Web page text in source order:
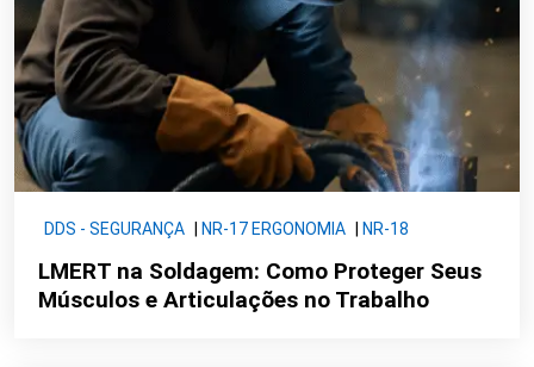
DDS - SEGURANÇA NR-17 ERGONOMIA
NR-18
LMERT na Soldagem: Como Proteger Seus
Músculos e Articulações no Trabalho